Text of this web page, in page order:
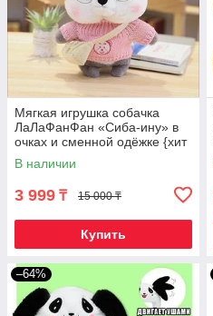
Мягкая игрушка собачка
ЛаЛаФанФан «Сиба-ину» в
очках и сменной одёжке {хит
TikTok 2022} (Серый)
В наличии
3 999 ₸ 15 000 ₸
Купить
–64%